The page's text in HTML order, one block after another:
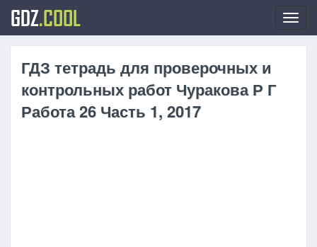
GDZ.COOL
ГДЗ тетрадь для проверочных и
контрольных работ Чуракова Р Г
Работа 26 Часть 1, 2017